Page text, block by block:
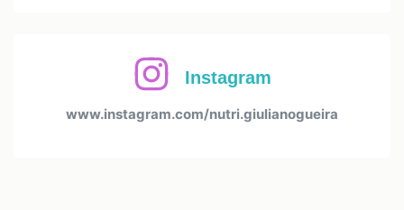
Instagram
www.instagram.com/nutri.giulianogueira